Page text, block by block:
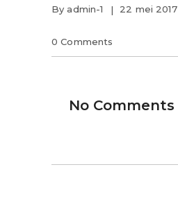
By admin-1 22 mei 2017
0 Comments
No Comments